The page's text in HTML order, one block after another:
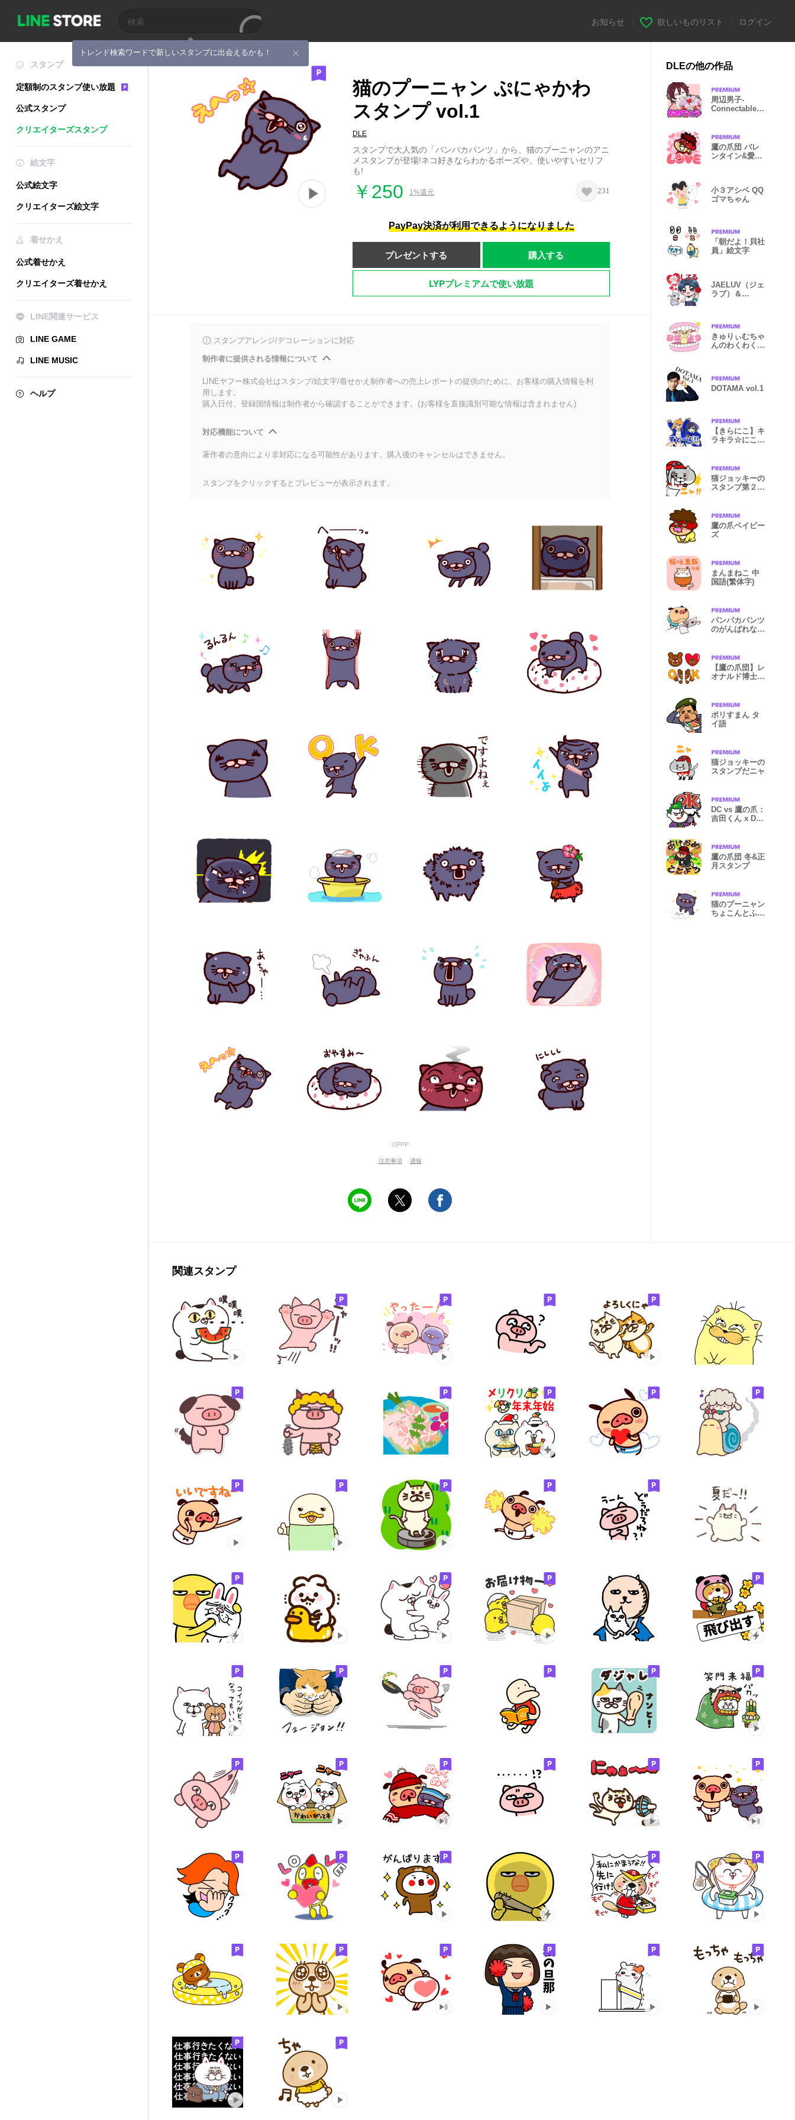
トレンド検索ワードで新しいスタンプに出会えるかも！
お知らせ 欲しいものリスト ログイン
スタンプ
定額制のスタンプ使い放題
公式スタンプ
クリエイターズスタンプ
絵文字
公式絵文字
クリエイターズ絵文字
着せかえ
公式着せかえ
クリエイターズ着せかえ
LINE関連サービス
LINE GAME
LINE MUSIC
ヘルプ
猫のプーニャン ぷにゃかわ
スタンプ vol.1
DLE
スタンプで大人気の「パンパカパンツ」から、猫のプーニャンのアニ
メスタンプが登場!ネコ好きならわかるポーズや、使いやすいセリフ
も!
￥250 1%還元 231
PayPay決済が利用できるようになりました
プレゼントする 購入する
LYPプレミアムで使い放題
スタンプアレンジ/デコレーションに対応
制作者に提供される情報について
LINEヤフー株式会社はスタンプ/絵文字/着せかえ制作者への売上レポートの提供のために、お客様の購入情報を利
用します。
購入日付、登録国情報は制作者から確認することができます。(お客様を直接識別可能な情報は含まれません)
対応機能について
著作者の意向により非対応になる可能性があります。購入後のキャンセルはできません。
スタンプをクリックするとプレビューが表示されます。
©PPP
注意事項 通報
DLEの他の作品
周辺男子-
Connectable
鷹の爪団 バレ
ンタイン&愛を
小３アシベ QQ
ゴマちゃん
「朝だよ！貝社
員」絵文字
JAELUV（ジェ
ラブ）＆
きゅりぃむちゃ
んのわくわくス
DOTAMA vol.1
【きらにこ】キ
ラキラ☆にこた
猫ジョッキーの
スタンプ第２弾
鷹の爪ベイビー
ズ
まんまねこ 中
国語(繁体字)
パンパカパンツ
のがんばれない
【鷹の爪団】レ
オナルド博士
ポリすまん タ
イ語
猫ジョッキーの
スタンプだニャ
DC vs 鷹の爪：
吉田くん x DC
鷹の爪団 冬&正
月スタンプ
猫のプーニャン
ちょこんとふき
関連スタンプ